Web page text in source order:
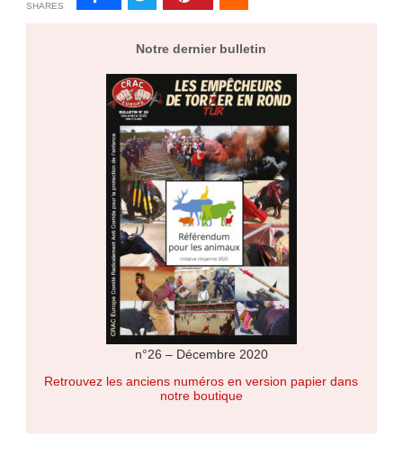
SHARES
Notre dernier bulletin
n°26 – Décembre 2020
Retrouvez les anciens numéros en version papier dans
notre boutique